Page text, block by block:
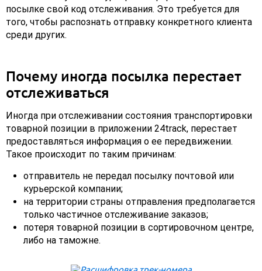
посылке свой код отслеживания. Это требуется для
того, чтобы распознать отправку конкретного клиента
среди других.
Почему иногда посылка перестает
отслеживаться
Иногда при отслеживании состояния транспортировки
товарной позиции в приложении 24track, перестает
предоставляться информация о ее передвижении.
Такое происходит по таким причинам:
отправитель не передал посылку почтовой или
курьерской компании;
на территории страны отправления предполагается
только частичное отслеживание заказов;
потеря товарной позиции в сортировочном центре,
либо на таможне.